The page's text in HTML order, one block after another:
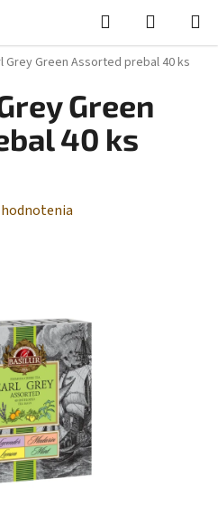
Hľadať
KOŠÍK
Grey Green Assorted prebal 40 ks
Green
40 ks